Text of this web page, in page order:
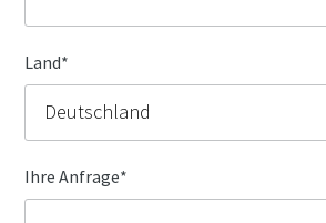
Land*
Ihre Anfrage*